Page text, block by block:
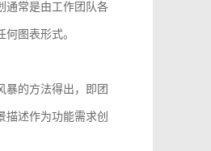
通常是由工作团队各
图表形式。
暴的方法得出，即团
描述作为功能需求创